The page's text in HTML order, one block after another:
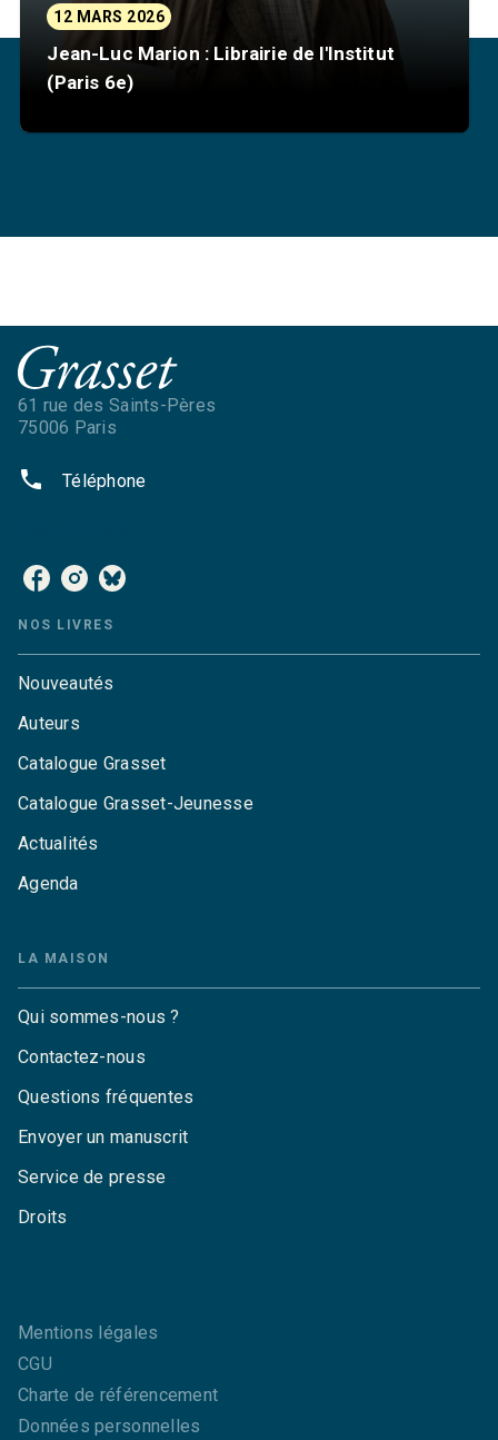
12 MARS 2026
Jean-Luc Marion : Librairie de l'Institut
(Paris 6e)
61 rue des Saints-Pères
75006 Paris
phone Téléphone
NOS LIVRES
Nouveautés
Auteurs
Catalogue Grasset
Catalogue Grasset-Jeunesse
Actualités
Agenda
LA MAISON
Qui sommes-nous ?
Contactez-nous
Questions fréquentes
Envoyer un manuscrit
Service de presse
Droits
Mentions légales
CGU
Charte de référencement
Données personnelles